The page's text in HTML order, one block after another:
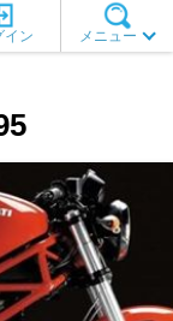
メニュー
イン